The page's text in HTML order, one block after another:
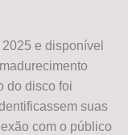
e disponível
do disco foi
suas
com o público